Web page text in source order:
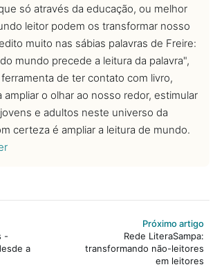
só através da educação, ou melhor
leitor podem os transformar nosso
muito nas sábias palavras de Freire:
mundo precede a leitura da palavra",
de ter contato com livro,
ampliar o olhar ao nosso redor, estimular
e adultos neste universo da
certeza é ampliar a leitura de mundo.
-
a
Próximo artigo
Rede LiteraSampa:
transformando não-leitores
em leitores